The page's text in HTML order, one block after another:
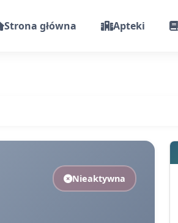
Strona główna Apteki
Nieaktywna